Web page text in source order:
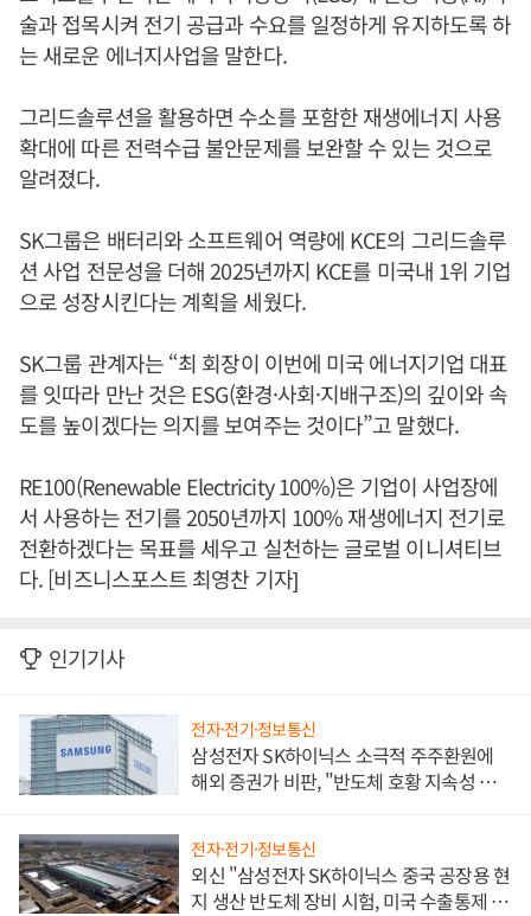
술과 접목시켜 전기 공급과 수요를 일정하게 유지하도록 하
는 새로운 에너지사업을 말한다.
그리드솔루션을 활용하면 수소를 포함한 재생에너지 사용
확대에 따른 전력수급 불안문제를 보완할 수 있는 것으로
알려졌다.
SK그룹은 배터리와 소프트웨어 역량에 KCE의 그리드솔루
션 사업 전문성을 더해 2025년까지 KCE를 미국내 1위 기업
으로 성장시킨다는 계획을 세웠다.
SK그룹 관계자는 “최 회장이 이번에 미국 에너지기업 대표
를 잇따라 만난 것은 ESG(환경·사회·지배구조)의 깊이와 속
도를 높이겠다는 의지를 보여주는 것이다”고 말했다.
RE100(Renewable Electricity 100%)은 기업이 사업장에
서 사용하는 전기를 2050년까지 100% 재생에너지 전기로
전환하겠다는 목표를 세우고 실천하는 글로벌 이니셔티브
다. [비즈니스포스트 최영찬 기자]
인기기사
전자·전기·정보통신
삼성전자 SK하이닉스 소극적 주주환원에
해외 증권가 비판, "반도체 호황 지속성 의
전자·전기·정보통신
외신 "삼성전자 SK하이닉스 중국 공장용 현
지 생산 반도체 장비 시험, 미국 수출통제 대